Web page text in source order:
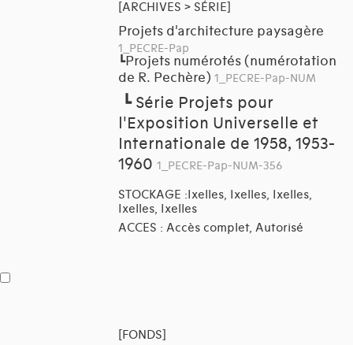
[ARCHIVES > SÉRIE]
Projets d'architecture paysagère
1_PECRE-Pap
┗Projets numérotés (numérotation
de R. Pechère) 1_PECRE-Pap-NUM
┗ Série Projets pour
l'Exposition Universelle et
Internationale de 1958, 1953-
1960 1_PECRE-Pap-NUM-356
STOCKAGE :Ixelles, Ixelles, Ixelles,
Ixelles, Ixelles
ACCES : Accès complet, Autorisé
[FONDS]